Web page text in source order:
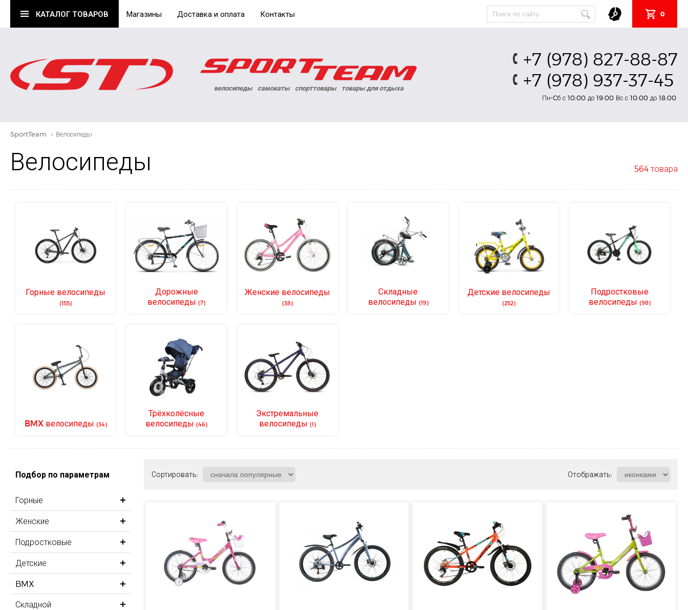
КАТАЛОГ ТОВАРОВ Магазины Доставка и оплата Контакты 0
велосипеды самокаты спорттовары товары для отдыха
+7 (978) 827-88-87
+7 (978) 937-37-45
Пн-Cб с 10:00 до 19:00 Вс с 10:00 до 18:00
SportTeam › Велосипеды
Велосипеды 564 товара
Горные велосипеды
(155)
Дорожные
велосипеды(7)
Женские велосипеды
(38)
Складные
велосипеды (19)
Детские велосипеды
(252)
Подростковые
велосипеды (98)
BMX велосипеды (34)
Трёхколёсные
велосипеды(46)
Экстремальные
велосипеды (1)
Подбор по параметрам
Горные
Женские
Подростковые
Детские
BMX
Складной
Сортировать: Отображать: